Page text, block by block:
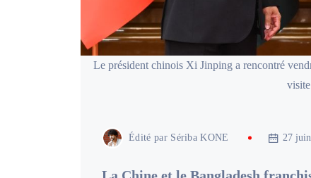
Le président chinois Xi Jinping a rencontré
Édité par Sériba KONE 27